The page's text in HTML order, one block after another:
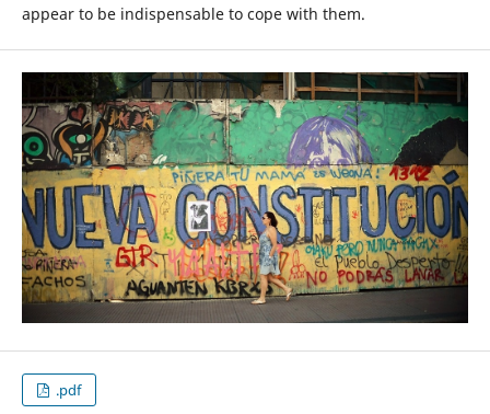
appear to be indispensable to cope with them.
.pdf